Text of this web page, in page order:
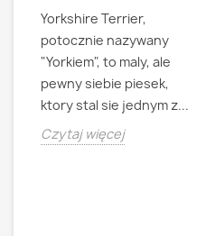
Yorkshire Terrier,
potocznie nazywany
"Yorkiem", to maly, ale
pewny siebie piesek,
ktory stal sie jednym z...
Czytaj więcej